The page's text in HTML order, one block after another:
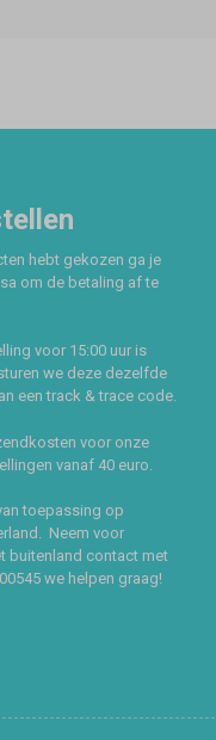
hebt gekozen ga je
om de betaling af te
voor 15:00 uur is
we deze dezelfde
een track & trace code.
voor onze
vanaf 40 euro.
toepassing op
Neem voor
buitenland contact met
we helpen graag!